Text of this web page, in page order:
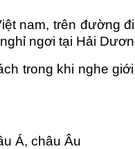
nam, trên đường
ngơi tại Hải
trong khi nghe
Á, châu Âu